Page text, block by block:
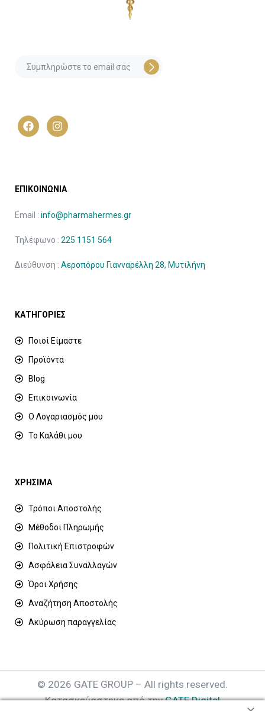
ΕΠΙΚΟΙΝΩΝΙΑ
Email : info@pharmahermes.gr
Τηλέφωνο : 225 1151 564
Διεύθυνση : Αεροπόρου Γιανναρέλλη 28, Μυτιλήνη
ΚΑΤΗΓΟΡΙΕΣ
Ποιοί Είμαστε
Προϊόντα
Blog
Επικοινωνία
Ο Λογαριασμός μου
Το Καλάθι μου
ΧΡΗΣΙΜΑ
Τρόποι Αποστολής
Μέθοδοι Πληρωμής
Πολιτική Επιστροφών
Ασφάλεια Συναλλαγών
Όροι Χρήσης
Αναζήτηση Αποστολής
Ακύρωση παραγγελίας
© 2026 GATE GROUP – All rights reserved.
Κατασκεύαστηκε από τηνGATE Digital